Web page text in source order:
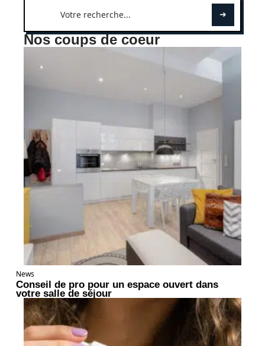
Nos coups de coeur
News
Conseil de pro pour un espace ouvert dans
votre salle de séjour